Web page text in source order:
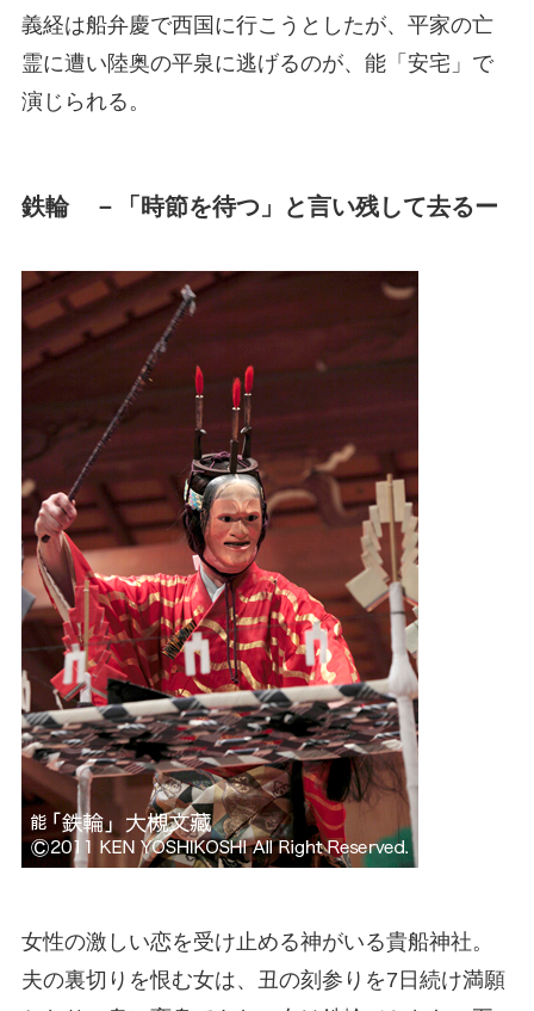
義経は船弁慶で西国に行こうとしたが、平家の亡
霊に遭い陸奥の平泉に逃げるのが、能「安宅」で
演じられる。
鉄輪 －「時節を待つ」と言い残して去るー
女性の激しい恋を受け止める神がいる貴船神社。
夫の裏切りを恨む女は、丑の刻参りを7日続け満願